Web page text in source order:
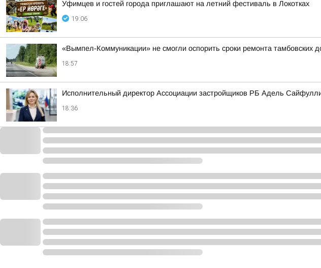
Уфимцев и гостей города приглашают на летний фестиваль в Локотках
19:06
«Вымпел-Коммуникации» не смогли оспорить сроки ремонта тамбовских
18:57
Исполнительный директор Ассоциации застройщиков РБ Адель
18:36